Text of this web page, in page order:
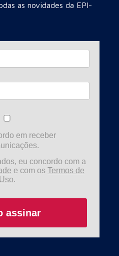
as novidades da EPI-
em receber
eu concordo com a
e com os Termos de
Uso.
assinar